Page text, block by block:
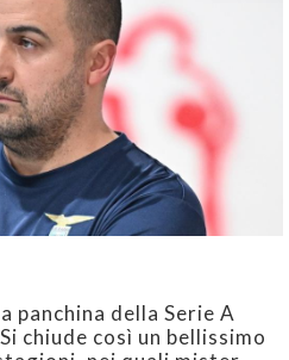
panchina della Serie A
chiude così un bellissimo